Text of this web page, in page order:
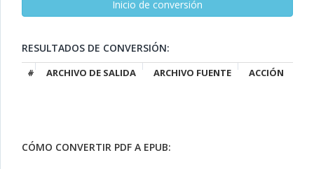
RESULTADOS DE CONVERSIÓN:
# ARCHIVO DE SALIDA ARCHIVO FUENTE ACCIÓN
CÓMO CONVERTIR PDF A EPUB: